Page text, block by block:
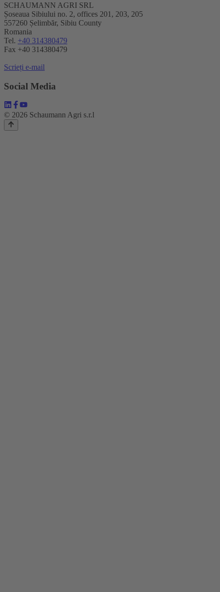
SCHAUMANN AGRI SRL
Șoseaua Sibiului no. 2, offices 201, 203, 205
557260 Șelimbăr, Sibiu County
Romania
Tel. +40 314380479
Fax +40 314380479
Scrieți e-mail
Social Media
© 2026 Schaumann Agri s.r.l